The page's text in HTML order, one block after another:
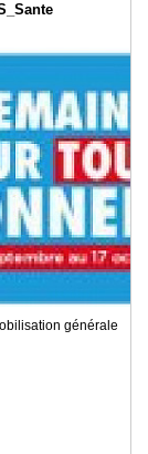
générale